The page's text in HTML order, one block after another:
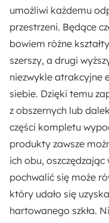
Kształt:
Nieregularny
Materiał:
Metal Szkło
Pomieszczenie:
Salon
umożliwi każdemu
przestrzeni. Będące
bowiem różne
szerszy, a drugi
niezwykle atrakcyjne
siebie. Dzięki temu
z obszernych lub
części kompletu
produkty zawsze
ich obu,
pochwalić się może
który udało się
hartowanego szkła.